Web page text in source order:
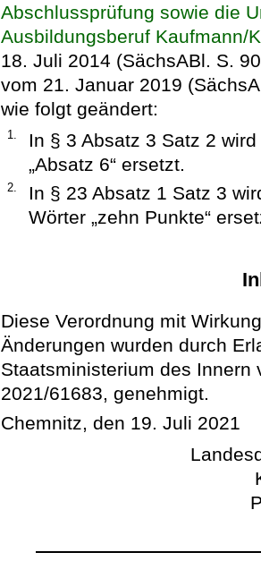
Abschlussprüfung sowie die
Ausbildungsberuf Kaufmann/
18. Juli 2014 (SächsABl. S.
vom 21. Januar 2019
wie folgt geändert:
1.
In § 3 Absatz 3 Satz 2
„Absatz 6“ ersetzt.
2.
In § 23 Absatz 1 Satz 3
Wörter „zehn Punkte“
Diese Verordnung mit
Änderungen wurden durch
Staatsministerium des Innern
2021/61683, genehmigt.
Chemnitz, den 19. Juli 2021